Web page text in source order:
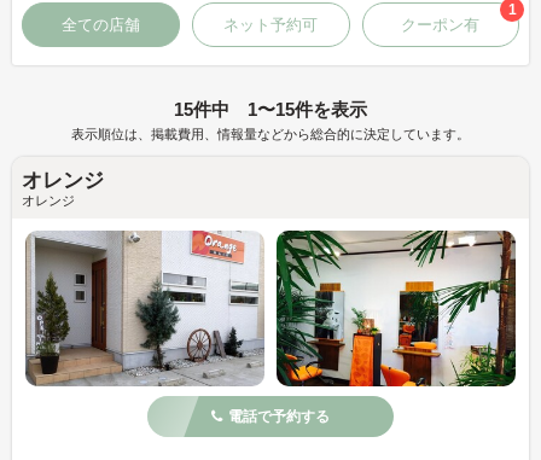
全ての店舗 ネット予約可 クーポン有
1
15件中 1〜15件を表示
表示順位は、掲載費用、情報量などから総合的に決定しています。
オレンジ
オレンジ
電話で予約する